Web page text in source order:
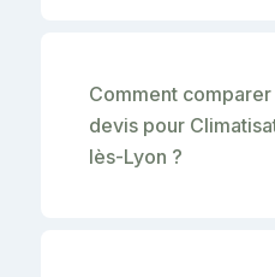
Comment
devis pour
lès-Lyon ?